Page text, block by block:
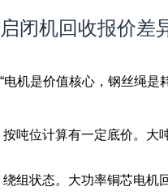
闭机回收报价差
机是价值核心，钢丝绳是
吨位计算有一定底价。大
组状态。大功率铜芯电机